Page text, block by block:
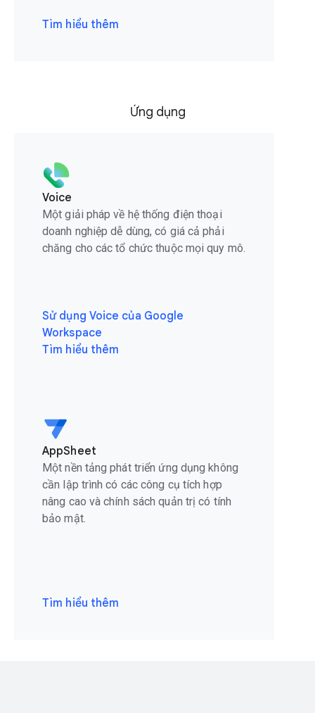
Tìm hiểu thêm
Ứng dụng
Voice
Một giải pháp về hệ thống điện thoại
doanh nghiệp dễ dùng, có giá cả phải
chăng cho các tổ chức thuộc mọi quy mô.
Sử dụng Voice của Google
Workspace
Tìm hiểu thêm
AppSheet
Một nền tảng phát triển ứng dụng không
cần lập trình có các công cụ tích hợp
nâng cao và chính sách quản trị có tính
bảo mật.
Tìm hiểu thêm